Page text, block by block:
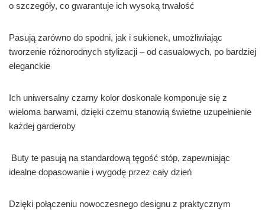
o szczegóły, co gwarantuje ich wysoką trwałość
Pasują zarówno do spodni, jak i sukienek, umożliwiając
tworzenie różnorodnych stylizacji – od casualowych, po bardziej
eleganckie
Ich uniwersalny czarny kolor doskonale komponuje się z
wieloma barwami, dzięki czemu stanowią świetne uzupełnienie
każdej garderoby
Buty te pasują na standardową tęgość stóp, zapewniając
idealne dopasowanie i wygodę przez cały dzień
Dzięki połączeniu nowoczesnego designu z praktycznym